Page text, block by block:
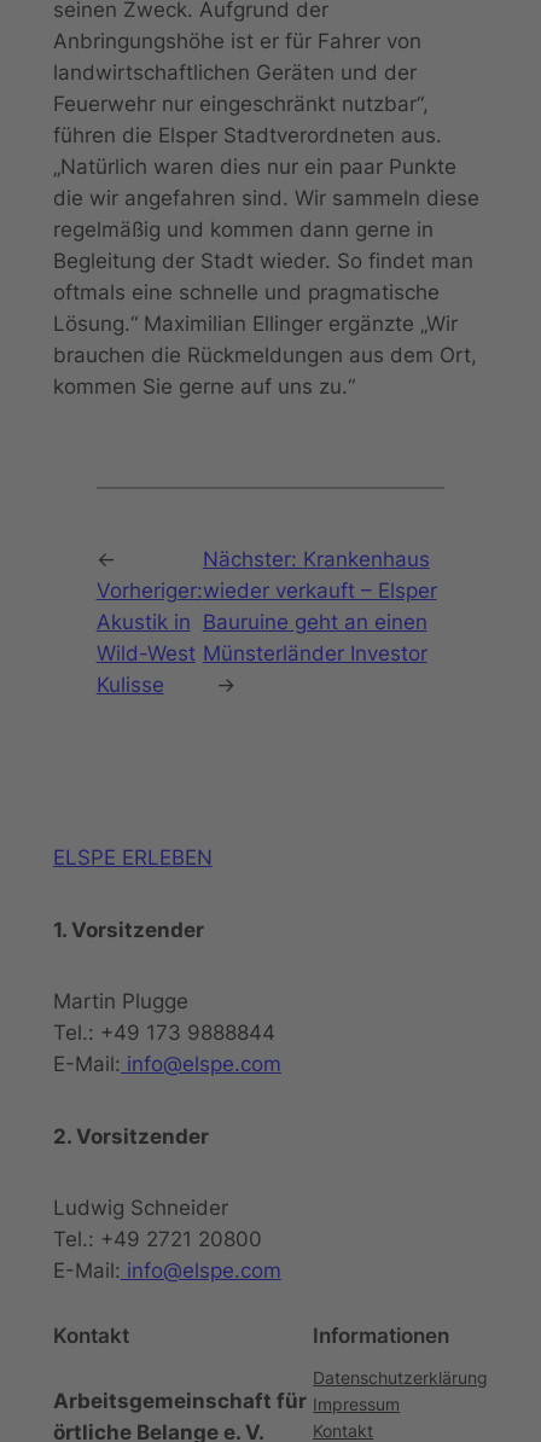
seinen Zweck. Aufgrund der
Anbringungshöhe ist er für Fahrer von
landwirtschaftlichen Geräten und der
Feuerwehr nur eingeschränkt nutzbar“,
führen die Elsper Stadtverordneten aus.
„Natürlich waren dies nur ein paar Punkte
die wir angefahren sind. Wir sammeln diese
regelmäßig und kommen dann gerne in
Begleitung der Stadt wieder. So findet man
oftmals eine schnelle und pragmatische
Lösung.“ Maximilian Ellinger ergänzte „Wir
brauchen die Rückmeldungen aus dem Ort,
kommen Sie gerne auf uns zu.“
←
Vorheriger:
Akustik in
Wild-West
Kulisse
Nächster: Krankenhaus
wieder verkauft – Elsper
Bauruine geht an einen
Münsterländer Investor
→
ELSPE ERLEBEN
1. Vorsitzender
Martin Plugge
Tel.: +49 173 9888844
E-Mail: info@elspe.com
2. Vorsitzender
Ludwig Schneider
Tel.: +49 2721 20800
E-Mail: info@elspe.com
Kontakt
Arbeitsgemeinschaft für
örtliche Belange e. V.
Informationen
Datenschutzerklärung
Impressum
Kontakt